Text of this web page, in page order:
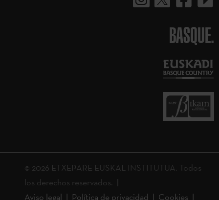
BASQUE.
© 2026 ETXEPARE EUSKAL INSTITUTUA. Todos
los derechos reservados.
Aviso legal
Política de privacidad Cookies